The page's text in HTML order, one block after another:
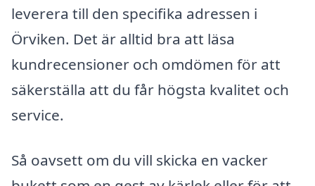
leverera till den specifika adressen i
Örviken. Det är alltid bra att läsa
kundrecensioner och omdömen för att
säkerställa att du får högsta kvalitet och
service.
Så oavsett om du vill skicka en vacker